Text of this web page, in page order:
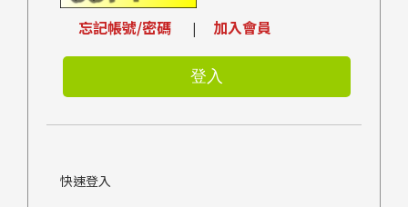
忘記帳號/密碼 | 加入會員
快速登入